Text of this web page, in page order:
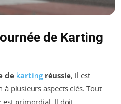
de Karting
de kartingréussie, il est
plusieurs aspects clés. Tout
est primordial. Il doit